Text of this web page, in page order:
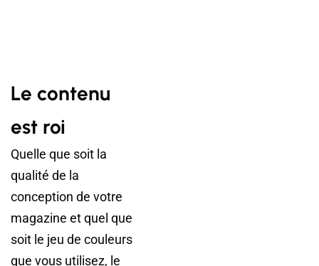
Le contenu
est roi
Quelle que soit la
qualité de la
conception de votre
magazine et quel que
soit le jeu de couleurs
que vous utilisez, le